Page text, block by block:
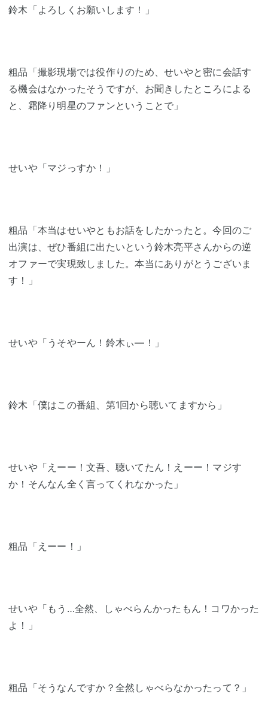
鈴木「よろしくお願いします！」
粗品「撮影現場では役作りのため、せいやと密に会話す
る機会はなかったそうですが、お聞きしたところによる
と、霜降り明星のファンということで」
せいや「マジっすか！」
粗品「本当はせいやともお話をしたかったと。今回のご
出演は、ぜひ番組に出たいという鈴木亮平さんからの逆
オファーで実現致しました。本当にありがとうございま
す！」
せいや「うそやーん！鈴木ぃ―！」
鈴木「僕はこの番組、第1回から聴いてますから」
せいや「えーー！文吾、聴いてたん！えーー！マジす
か！そんなん全く言ってくれなかった」
粗品「えーー！」
せいや「もう…全然、しゃべらんかったもん！コワかった
よ！」
粗品「そうなんですか？全然しゃべらなかったって？」